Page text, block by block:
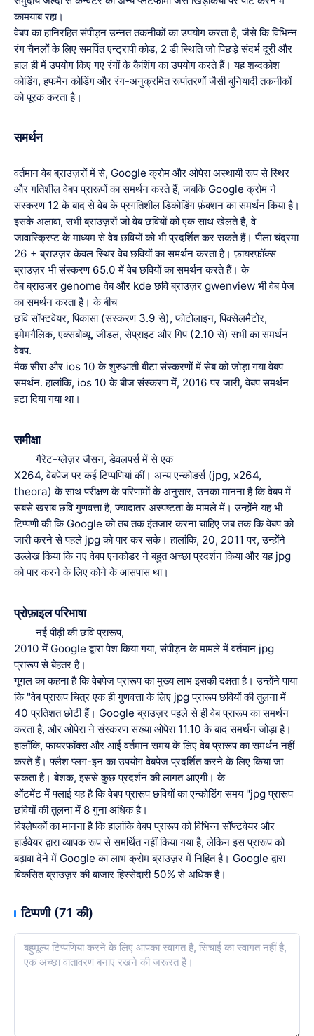
कामयाब रहा।
वेबप का हानिरहित संपीड़न उन्नत तकनीकों का उपयोग करता है, जैसे कि विभिन्न
रंग चैनलों के लिए समर्पित एन्ट्रापी कोड, 2 डी स्थिति जो पिछड़े संदर्भ दूरी और
हाल ही में उपयोग किए गए रंगों के कैशिंग का उपयोग करते हैं। यह शब्दकोश
कोडिंग, हफमैन कोडिंग और रंग-अनुक्रमित रूपांतरणों जैसी बुनियादी तकनीकों
को पूरक करता है।
समर्थन
वर्तमान वेब ब्राउज़रों में से, Google क्रोम और ओपेरा अस्थायी रूप से स्थिर
और गतिशील वेबप प्रारूपों का समर्थन करते हैं, जबकि Google क्रोम ने
संस्करण 12 के बाद से वेब के प्रगतिशील डिकोडिंग फ़ंक्शन का समर्थन किया है।
इसके अलावा, सभी ब्राउज़रों जो वेब छवियों को एक साथ खेलते हैं, वे
जावास्क्रिप्ट के माध्यम से वेब छवियों को भी प्रदर्शित कर सकते हैं। पीला चंद्रमा
26 + ब्राउज़र केवल स्थिर वेब छवियों का समर्थन करता है। फ़ायरफ़ॉक्स
ब्राउज़र भी संस्करण 65.0 में वेब छवियों का समर्थन करते हैं। के
वेब ब्राउज़र genome वेब और kde छवि ब्राउज़र gwenview भी वेब पेज
का समर्थन करता है। के बीच
छवि सॉफ्टवेयर, पिकासा (संस्करण 3.9 से), फोटोलाइन, पिक्सेलमैटोर,
इमेमगैलिक, एक्सबोव्यू, जीडल, सेप्राइट और गिप (2.10 से) सभी का समर्थन
वेबप.
मैक सीरा और ios 10 के शुरुआती बीटा संस्करणों में सेब को जोड़ा गया वेबप
समर्थन. हालांकि, ios 10 के बीज संस्करण में, 2016 पर जारी, वेबप समर्थन
हटा दिया गया था।
समीक्षा
गैरेट-ग्लेज़र जैसन, डेवलपर्स में से एक
X264, वेबपेज पर कई टिप्पणियां कीं। अन्य एन्कोडर्स (jpg, x264,
theora) के साथ परीक्षण के परिणामों के अनुसार, उनका मानना है कि वेबप में
सबसे खराब छवि गुणवत्ता है, ज्यादातर अस्पष्टता के मामले में। उन्होंने यह भी
टिप्पणी की कि Google को तब तक इंतजार करना चाहिए जब तक कि वेबप को
जारी करने से पहले jpg को पार कर सके। हालांकि, 20, 2011 पर, उन्होंने
उल्लेख किया कि नए वेबप एनकोडर ने बहुत अच्छा प्रदर्शन किया और यह jpg
को पार करने के लिए कोने के आसपास था।
प्रोफ़ाइल परिभाषा
नई पीढ़ी की छवि प्रारूप,
2010 में Google द्वारा पेश किया गया, संपीड़न के मामले में वर्तमान jpg
प्रारूप से बेहतर है।
गूगल का कहना है कि वेबपेज प्रारूप का मुख्य लाभ इसकी दक्षता है। उन्होंने पाया
कि "वेब प्रारूप चित्र एक ही गुणवत्ता के लिए jpg प्रारूप छवियों की तुलना में
40 प्रतिशत छोटी हैं। Google ब्राउज़र पहले से ही वेब प्रारूप का समर्थन
करता है, और ओपेरा ने संस्करण संख्या ओपेरा 11.10 के बाद समर्थन जोड़ा है।
हालाँकि, फायरफॉक्स और आई वर्तमान समय के लिए वेब प्रारूप का समर्थन नहीं
करते हैं। फ्लैश प्लग-इन का उपयोग वेबपेज प्रदर्शित करने के लिए किया जा
सकता है। बेशक, इससे कुछ प्रदर्शन की लागत आएगी। के
ओंटमेंट में फ्लाई यह है कि वेबप प्रारूप छवियों का एन्कोडिंग समय "jpg प्रारूप
छवियों की तुलना में 8 गुना अधिक है।
विश्लेषकों का मानना है कि हालांकि वेबप प्रारूप को विभिन्न सॉफ्टवेयर और
हार्डवेयर द्वारा व्यापक रूप से समर्थित नहीं किया गया है, लेकिन इस प्रारूप को
बढ़ावा देने में Google का लाभ क्रोम ब्राउज़र में निहित है। Google द्वारा
विकसित ब्राउज़र की बाजार हिस्सेदारी 50% से अधिक है।
टिप्पणी (71 की)